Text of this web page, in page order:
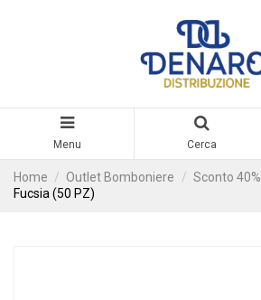
Menu Cerca
Home Outlet Bomboniere Sconto 40%
Fucsia (50 PZ)